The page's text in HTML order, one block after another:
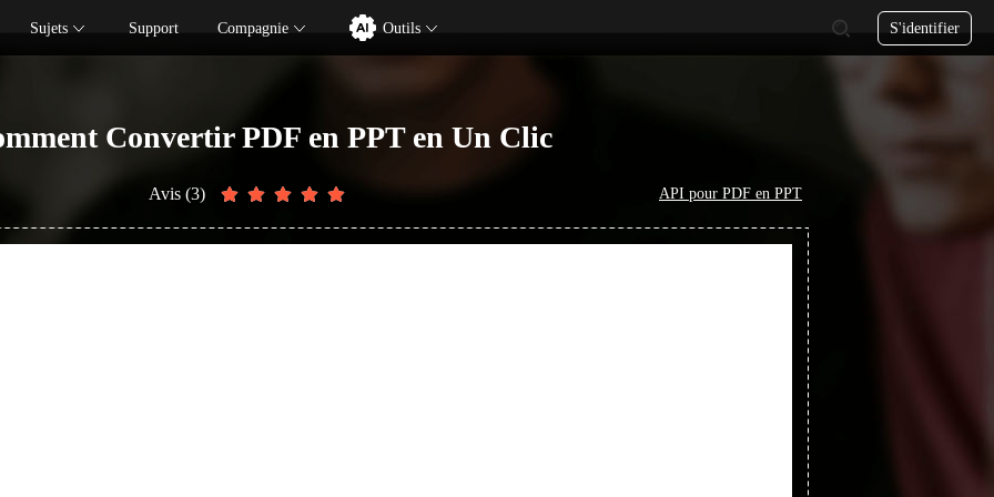
Sujets Support Compagnie Outils S'identifier
Convertir PDF en PPT en Un Clic
Avis (3) API pour PDF en PPT